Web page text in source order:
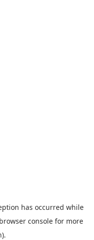
has occurred while
browser consolefor more